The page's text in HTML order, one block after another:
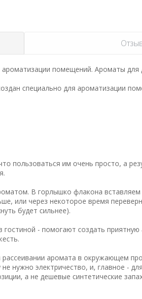
помещений. Ароматы
специально для ароматизации
пользоваться им очень просто, а
В горлышко флакона
или через некоторое время
будет сильнее).
- помогают создать приятную
аромата в окружающем
нужно электричество, и, главное -
а не дешевые синтетические